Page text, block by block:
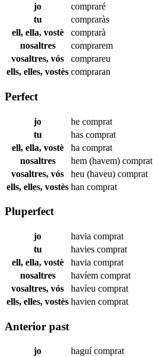
jo
compraré
tu
compraràs
ell, ella, vostè
comprarà
nosaltres
comprarem
vosaltres, vós
comprareu
ells, elles, vostès compraran
Perfect
jo he comprat
tu
has comprat
ell, ella, vostè
ha comprat
nosaltres
hem (havem) comprat
vosaltres, vós
heu (haveu) comprat
ells, elles, vostès han comprat
Pluperfect
jo havia comprat
tu
havies comprat
ell, ella, vostè
havia comprat
nosaltres
havíem comprat
vosaltres, vós
havíeu comprat
ells, elles, vostès havien comprat
Anterior past
jo haguícomprat